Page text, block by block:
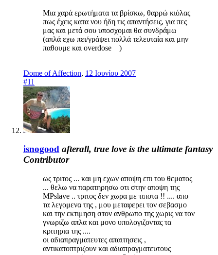
Μια χαρά ερωτήματα τα βρίσκω, θαρρώ κιόλας
πως έχεις κατα νου ήδη τις απαντήσεις, για πες
μας και μετά σου υποσχομαι θα συνδράμω
(απλά εχω πει/γράψει πολλά τελευταία και μην
παθουμε και overdose )
Dome of Affection, 12 Ιουνίου 2007
#11
isnogood afterall, true love is the ultimate fantasy
Contributor
ως τριτος ... και μη εχων αποψη επι του θεματος
... θελω να παρατηρησω οτι στην αποψη της
MPslave .. τριτος δεν χωρα με τιποτα !! .... απο
τα λεγομενα της , μου μεταφερει τον σεβασμο
και την εκτιμηση στον ανθρωπο της χωρις να τον
γνωριζω απλα και μονο υπολογιζοντας τα
κριτηρια της ....
οι αδιαπραγματευτες απαιτησεις ,
αντικατοπτριζουν και αδιαπραγματευτους